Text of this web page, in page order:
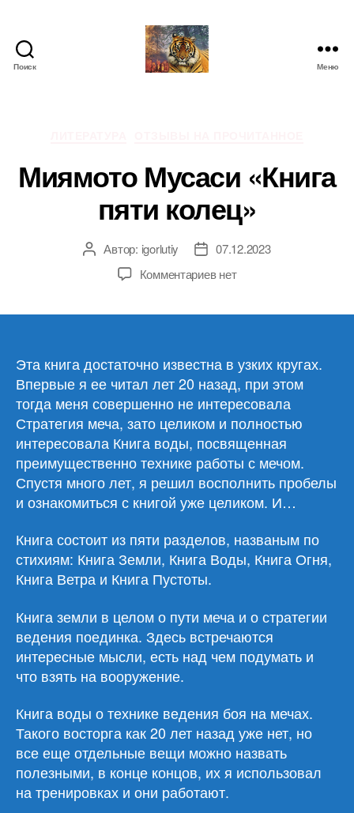
Поиск Меню
Миямото Мусаси «Книга
пяти колец»
Автор
записи
Автор: igorlutiy
Дата07.12.2023
Комментариевк
пяти
колец»
нет
Эта книга достаточно известна в узких кругах.
Впервые я ее читал лет 20 назад, при этом
тогда меня совершенно не интересовала
Стратегия меча, зато целиком и полностью
интересовала Книга воды, посвященная
преимущественно технике работы с мечом.
Спустя много лет, я решил восполнить пробелы
и ознакомиться с книгой уже целиком. И…
Книга состоит из пяти разделов, названым по
стихиям: Книга Земли, Книга Воды, Книга Огня,
Книга Ветра и Книга Пустоты.
Книга земли в целом о пути меча и о стратегии
ведения поединка. Здесь встречаются
интересные мысли, есть над чем подумать и
что взять на вооружение.
Книга воды о технике ведения боя на мечах.
Такого восторга как 20 лет назад уже нет, но
все еще отдельные вещи можно назвать
полезными, в конце концов, их я использовал
на тренировках и они работают.